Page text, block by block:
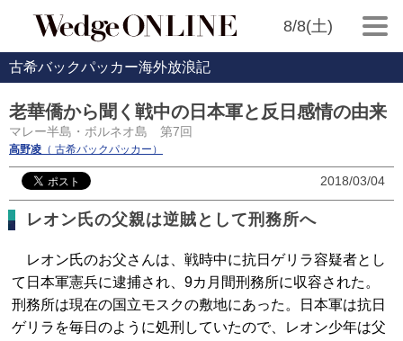
8/8(土)
古希バックパッカー海外放浪記
老華僑から聞く戦中の日本軍と反日感情の由来
マレー半島・ボルネオ島 第7回
高野凌 （ 古希バックパッカー）
2018/03/04
レオン氏の父親は逆賊として刑務所へ
レオン氏のお父さんは、戦時中に抗日ゲリラ容疑者とし
て日本軍憲兵に逮捕され、9カ月間刑務所に収容された。
刑務所は現在の国立モスクの敷地にあった。日本軍は抗日
ゲリラを毎日のように処刑していたので、レオン少年は父